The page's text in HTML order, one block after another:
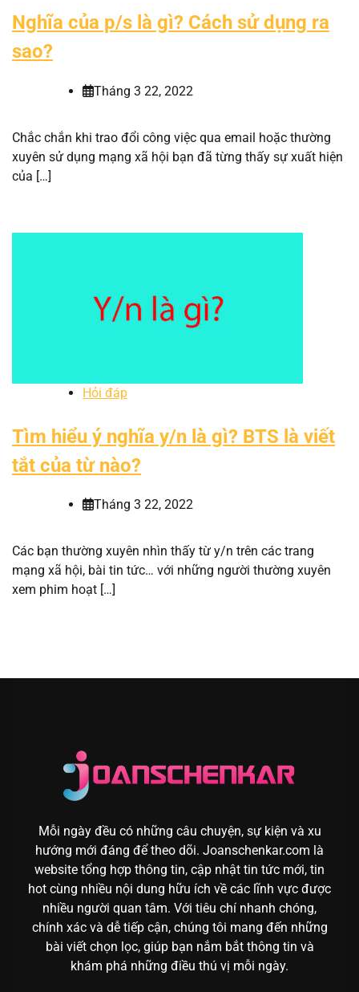
Nghĩa của p/s là gì? Cách sử dụng ra
sao?
Tháng 3 22, 2022
Chắc chắn khi trao đổi công việc qua email hoặc thường
xuyên sử dụng mạng xã hội bạn đã từng thấy sự xuất hiện
của […]
Hỏi đáp
Tìm hiểu ý nghĩa y/n là gì? BTS là viết
tắt của từ nào?
Tháng 3 22, 2022
Các bạn thường xuyên nhìn thấy từ y/n trên các trang
mạng xã hội, bài tin tức… với những người thường xuyên
xem phim hoạt […]
Mỗi ngày đều có những câu chuyện, sự kiện và xu
hướng mới đáng để theo dõi. Joanschenkar.com là
website tổng hợp thông tin, cập nhật tin tức mới, tin
hot cùng nhiều nội dung hữu ích về các lĩnh vực được
nhiều người quan tâm. Với tiêu chí nhanh chóng,
chính xác và dễ tiếp cận, chúng tôi mang đến những
bài viết chọn lọc, giúp bạn nắm bắt thông tin và
khám phá những điều thú vị mỗi ngày.